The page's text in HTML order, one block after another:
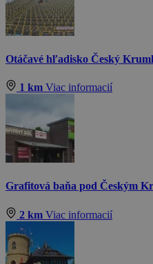
Otáčavé hľadisko Český
1 km Viac informacií
Grafitová baňa pod Českým
2 km Viac informacií